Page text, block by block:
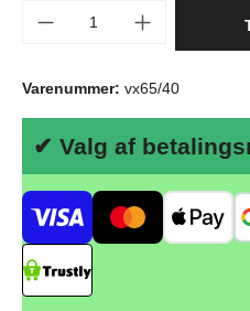
Produktmængde:
Varenummer: vx65/40
✔ Valg af